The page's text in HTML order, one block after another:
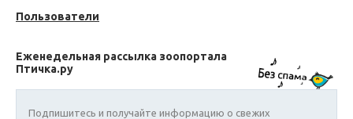
Пользователи
Еженедельная рассылка зоопортала
Птичка.ру
Подпишитесь и получайте информацию о свежих